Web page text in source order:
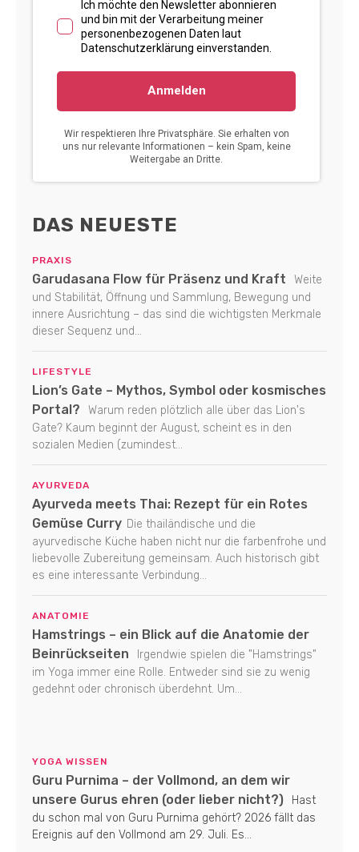
DAS NEUESTE
PRAXIS
Garudasana Flow für Präsenz und Kraft
Weite
und Stabilität, Öffnung und Sammlung, Bewegung und
innere Ausrichtung – das sind die wichtigsten Merkmale
dieser Sequenz und...
LIFESTYLE
Lion’s Gate – Mythos, Symbol oder kosmisches
Portal?
Warum reden plötzlich alle über das Lion's
Gate? Kaum beginnt der August, scheint es in den
sozialen Medien (zumindest...
AYURVEDA
Ayurveda meets Thai: Rezept für ein Rotes
Gemüse Curry Die thailändische und die
ayurvedische Küche haben nicht nur die farbenfrohe und
liebevolle Zubereitung gemeinsam. Auch historisch gibt
es eine interessante Verbindung...
ANATOMIE
Hamstrings – ein Blick auf die Anatomie der
Beinrückseiten
Irgendwie spielen die "Hamstrings"
im Yoga immer eine Rolle. Entweder sind sie zu wenig
gedehnt oder chronisch überdehnt. Um...
YOGA WISSEN
Guru Purnima – der Vollmond, an dem wir
unsere Gurus ehren (oder lieber nicht?)
Hast
du schon mal von Guru Purnima gehört? 2026 fällt das
Ereignis auf den Vollmond am 29. Juli. Es...